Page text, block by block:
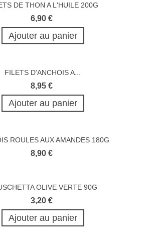
DE THON A L'HUILE 200G
6,90 €
Ajouter au panier
FILETS D'ANCHOIS A...
8,95 €
Ajouter au panier
ROULES AUX AMANDES 180G
8,90 €
OLIVE VERTE 90G
3,20 €
Ajouter au panier